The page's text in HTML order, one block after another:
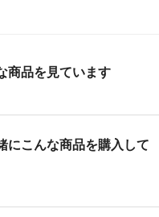
商品を見ています
にこんな商品を購入して